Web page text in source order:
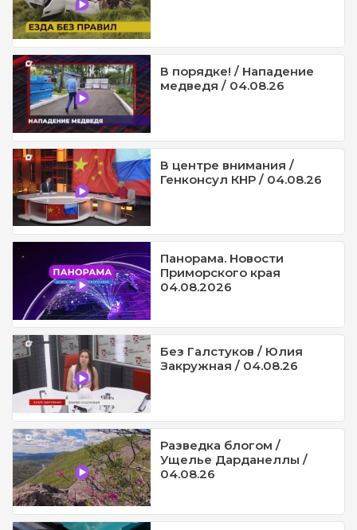
В порядке! / Нападение
медведя / 04.08.26
В центре внимания /
Генконсул КНР / 04.08.26
Панорама. Новости
Приморского края
04.08.2026
Без Галстуков / Юлия
Закружная / 04.08.26
Разведка блогом /
Ущелье Дарданеллы /
04.08.26